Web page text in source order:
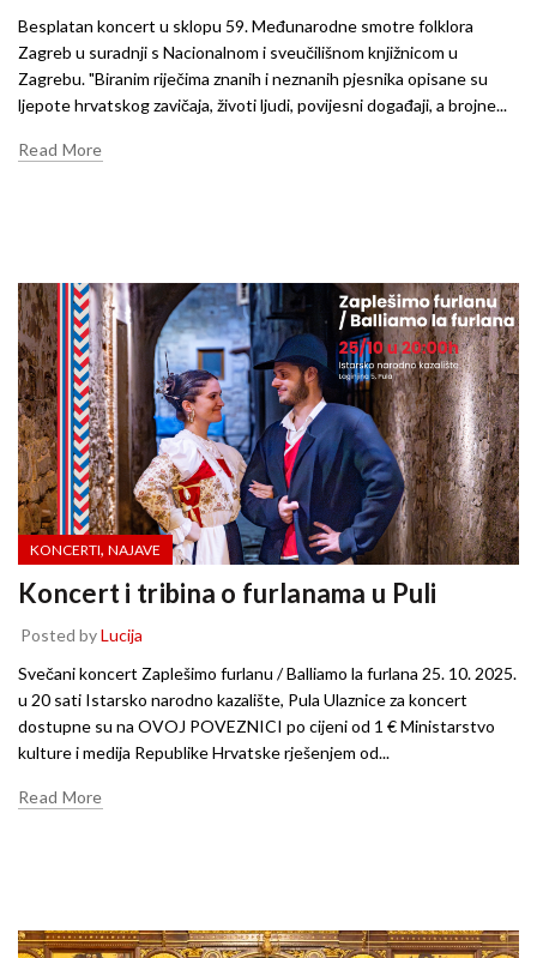
Besplatan koncert u sklopu 59. Međunarodne smotre folklora
Zagreb u suradnji s Nacionalnom i sveučilišnom knjižnicom u
Zagrebu. "Biranim riječima znanih i neznanih pjesnika opisane su
ljepote hrvatskog zavičaja, životi ljudi, povijesni događaji, a brojne...
Read More
KONCERTI, NAJAVE
Koncert i tribina o furlanama u Puli
Posted byLucija
Svečani koncert Zaplešimo furlanu / Balliamo la furlana 25. 10. 2025.
u 20 sati Istarsko narodno kazalište, Pula Ulaznice za koncert
dostupne su na OVOJ POVEZNICI po cijeni od 1 € Ministarstvo
kulture i medija Republike Hrvatske rješenjem od...
Read More